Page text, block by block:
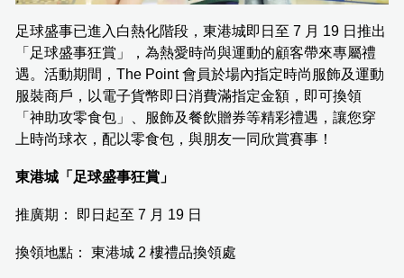
足球盛事已進入白熱化階段，東港城即日至 7 月 19 日推出
「足球盛事狂賞」，為熱愛時尚與運動的顧客帶來專屬禮
遇。活動期間，The Point 會員於場內指定時尚服飾及運動
服裝商戶，以電子貨幣即日消費滿指定金額，即可換領
「神助攻零食包」、服飾及餐飲贈券等精彩禮遇，讓您穿
上時尚球衣，配以零食包，與朋友一同欣賞賽事！
東港城「足球盛事狂賞」
推廣期： 即日起至 7 月 19 日
換領地點： 東港城 2 樓禮品換領處